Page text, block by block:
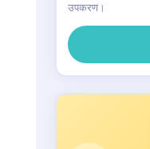
उपकरण।